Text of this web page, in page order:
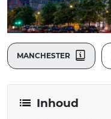
MANCHESTER
Inhoud